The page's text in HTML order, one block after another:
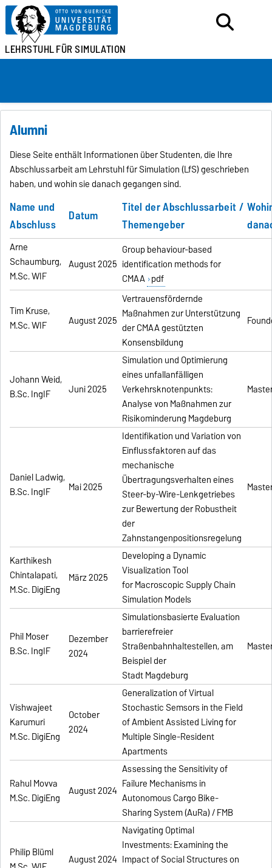
LEHRSTUHLFÜR SIMULATION
Alumni
Diese Seite enthält Informationen über Studenten, die Ihre
Abschlussarbeit am Lehrstuhl für Simulation (LfS) geschrieben
haben, und wohin sie danach gegangen sind.
Name und
Abschluss
Datum
Titel der Abschlussarbeit /
Themengeber
Arne
Schaumburg,
M.Sc. WIF
August 2025
Group behaviour-based
identification methods for
CMAA pdf
Tim Kruse,
M.Sc. WIF
August 2025
Vertrauensfördernde
Maßnahmen zur Unterstützung
der CMAA gestützten
Konsensbildung
Johann Weid,
B.Sc. IngIF
Juni 2025
Simulation und Optimierung
eines unfallanfälligen
Verkehrsknotenpunkts:
Analyse von Maßnahmen zur
Risikominderung Magdeburg
Daniel Ladwig,
B.Sc. IngIF
Mai 2025
Identifikation und Variation von
Einflussfaktoren auf das
mechanische
Übertragungsverhalten eines
Steer-by-Wire-Lenkgetriebes
zur Bewertung der Robustheit
der
Zahnstangenpositionsregelung
Karthikesh
Chintalapati,
M.Sc. DigiEng
März 2025
Developing a Dynamic
Visualization Tool
for Macroscopic Supply Chain
Simulation Models
Phil Moser
B.Sc. IngIF
Dezember
2024
Simulationsbasierte Evaluation
barrierefreier
Straßenbahnhaltestellen, am
Beispiel der
Stadt Magdeburg
Vishwajeet
Karumuri
M.Sc. DigiEng
October
2024
Generalization of Virtual
Stochastic Semsors in the Field
of Ambient Assisted Living for
Multiple Single-Resident
Apartments
Rahul Movva
M.Sc. DigiEng
August 2024
Assessing the Sensitivity of
Failure Mechanisms in
Autonomous Cargo Bike-
Sharing System (AuRa) / FMB
Philip Blüml
August 2024
Navigating Optimal
Investments: Examining the
Impact of Social Structures on